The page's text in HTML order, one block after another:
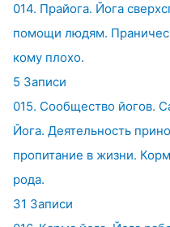
014. Прайога. Йога
помощи людям.
кому плохо.
5 Записи
015. Сообщество йогов.
Йога. Деятельность
пропитание в жизни.
рода.
31 Записи